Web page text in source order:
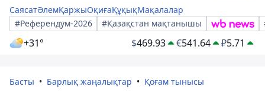
СаясатӘлемҚаржыОқиғаҚұқықМақалалар
#Референдум-2026
#Қазақстан мақтанышы
+31° $469.93 €541.64 ₽5.71
Басты Барлық жаңалықтар Қоғам тынысы